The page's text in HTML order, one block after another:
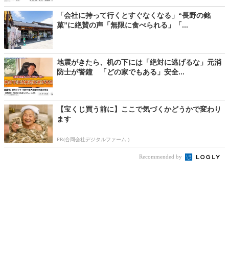
「会社に持って行くとすぐなくなる」“長野の銘
菓”に絶賛の声「無限に食べられる」「...
地震がきたら、机の下には「絶対に逃げるな」元消
防士が警鐘 「どの家でもある」安全...
【宝くじ買う前に】ここで気づくかどうかで変わり
ます
PR(合同会社デジタルファーム )
Recommended by